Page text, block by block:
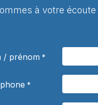
à votre
/ prénom *
*